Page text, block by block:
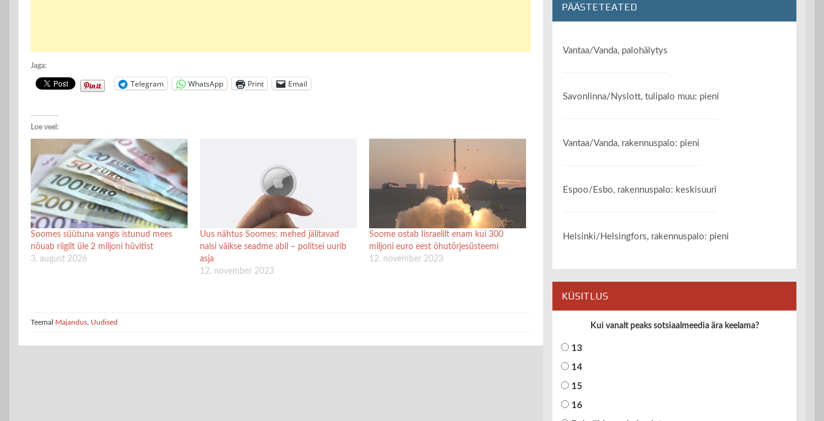
Jaga:
Telegram WhatsApp Print Email
Loe veel:
Soomes süütuna vangis istunud mees
nõuab riigilt üle 2 miljoni hüvitist
3. august 2026
Uus nähtus Soomes: mehed jälitavad
naisi väikse seadme abil – politsei uurib
asja
12. november 2023
Soome ostab Iisraelilt enam kui 300
miljoni euro eest õhutõrjesüsteemi
12. november 2023
Teemal Majandus, Uudised
PÄÄSTETEATED
Vantaa/Vanda, palohälytys
Savonlinna/Nyslott, tulipalo muu: pieni
Vantaa/Vanda, rakennuspalo: pieni
Espoo/Esbo, rakennuspalo: keskisuuri
Helsinki/Helsingfors, rakennuspalo: pieni
KÜSITLUS
Kui vanalt peaks sotsiaalmeedia ära keelama?
13
14
15
16